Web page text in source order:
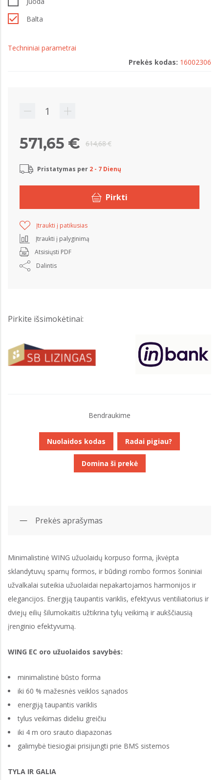
Balta
Techniniai parametrai
Prekės kodas: 16002306
614,68 €
571,65 €
Pristatymas per 2 - 7 Dienų
Pirkti
Įtraukti į patikusias
Įtraukti į palyginimą
Atsisiųsti PDF
Dalintis
Pirkite išsimokėtinai:
Bendraukime
Nuolaidos kodas Radai pigiau?
Domina ši prekė
Prekės aprašymas
Minimalistinė WING užuolaidų korpuso forma, įkvėpta
sklandytuvų sparnų formos, ir būdingi rombo formos šoniniai
užvalkalai suteikia užuolaidai nepakartojamos harmonijos ir
elegancijos. Energiją taupantis variklis, efektyvus ventiliatorius ir
dviejų eilių šilumokaitis užtikrina tylų veikimą ir aukščiausią
įrenginio efektyvumą.
WING EC oro užuolaidos savybės:
minimalistinė būsto forma
iki 60 % mažesnės veiklos sąnados
energiją taupantis variklis
tylus veikimas dideliu greičiu
iki 4 m oro srauto diapazonas
galimybė tiesiogiai prisijungti prie BMS sistemos
TYLA IR GALIA